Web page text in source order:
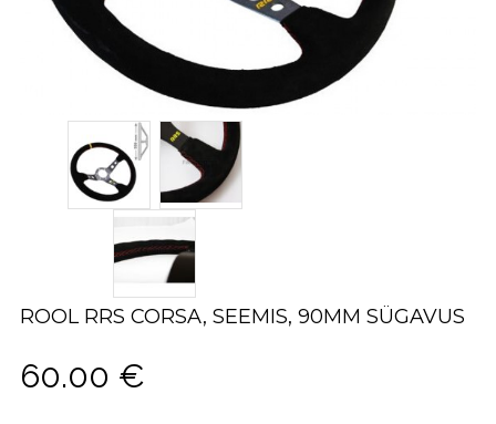
ROOL RRS CORSA, SEEMIS, 90MM SÜGAVUS
60.00 €